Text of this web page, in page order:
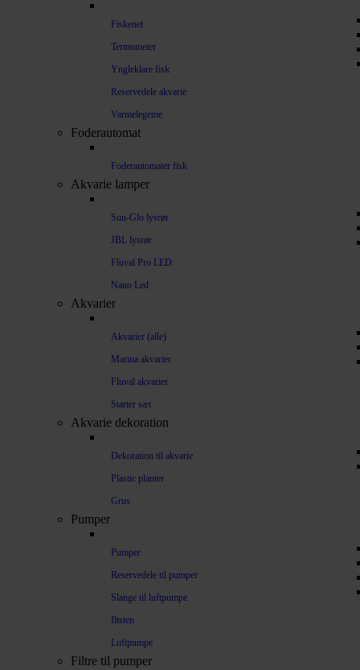
Fiskenet
Termometer
Yngleklare fisk
Reservedele akvarie
Varmelegeme
Foderautomat
Foderautomater fisk
Akvarie lamper
Sun-Glo lysrør
JBL lysrør
Fluval Pro LED
Nano Led
Akvarier
Akvarier (alle)
Marina akvarier
Fluval akvarier
Starter sæt
Akvarie dekoration
Dekoration til akvarie
Plastic planter
Grus
Pumper
Pumper
Reservedele til pumper
Slange til luftpumpe
Iltsten
Luftpumpe
Filtre til pumper